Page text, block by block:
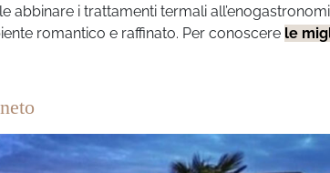
abbinare i trattamenti termali
romantico e raffinato. Per conoscere le